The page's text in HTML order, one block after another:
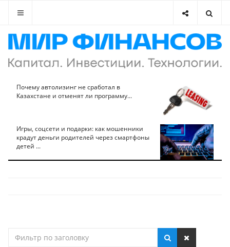
Почему автолизинг не сработал в
Казахстане и отменят ли программу...
Игры, соцсети и подарки: как мошенники
крадут деньги родителей через смартфоны
детей ...
по